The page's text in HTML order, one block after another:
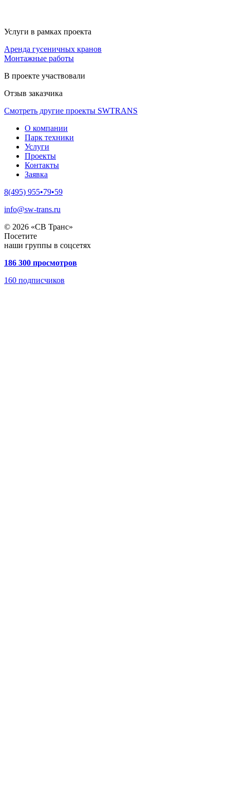
Услуги в рамках проекта
Аренда гусеничных кранов
Монтажные работы
В проекте участвовали
Отзыв заказчика
Смотреть другие проекты SWTRANS
О компании
Парк техники
Услуги
Проекты
Контакты
Заявка
8(495) 955•79•59
info@sw-trans.ru
© 2026 «СВ Транс»
Посетите
наши группы в соцсетях
186 300 просмотров
160 подписчиков